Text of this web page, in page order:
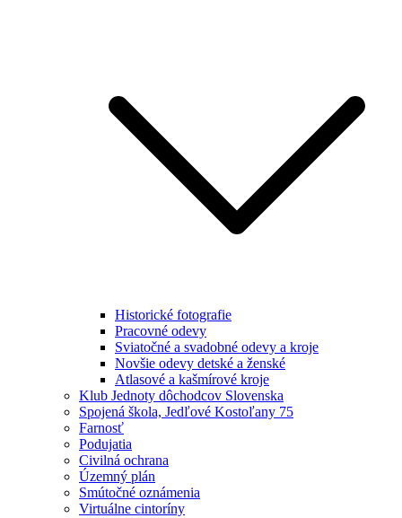
Historické fotografie
Pracovné odevy
Sviatočné a svadobné odevy a kroje
Novšie odevy detské a ženské
Atlasové a kašmírové kroje
Klub Jednoty dôchodcov Slovenska
Spojená škola, Jedľové Kostoľany 75
Farnosť
Podujatia
Civilná ochrana
Územný plán
Smútočné oznámenia
Virtuálne cintoríny